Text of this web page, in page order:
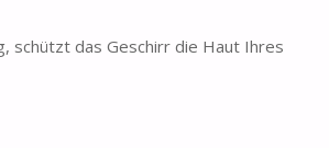
schützt das Geschirr die Haut Ihres